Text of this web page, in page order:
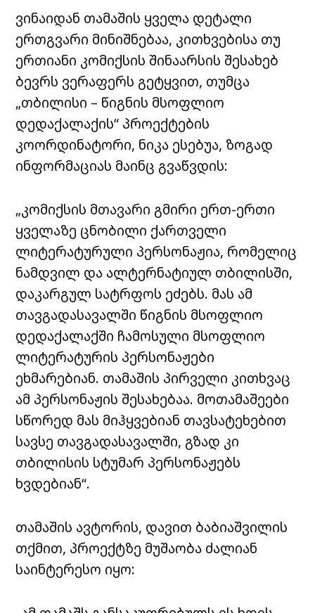
ვინაიდან თამაშის ყველა დეტალი
ერთგვარი მინიშნებაა, კითხვებისა თუ
ერთიანი კომიქსის შინაარსის შესახებ
ბევრს ვერაფერს გეტყვით, თუმცა
„თბილისი – წიგნის მსოფლიო
დედაქალაქის“ პროექტების
კოორდინატორი, ნიკა ესებუა, ზოგად
ინფორმაციას მაინც გვაწვდის:
„კომიქსის მთავარი გმირი ერთ-ერთი
ყველაზე ცნობილი ქართველი
ლიტერატურული პერსონაჟია, რომელიც
ნამდვილ და ალტერნატიულ თბილისში,
დაკარგულ სატრფოს ეძებს. მას ამ
თავგადასავალში წიგნის მსოფლიო
დედაქალაქში ჩამოსული მსოფლიო
ლიტერატურის პერსონაჟები
ეხმარებიან. თამაშის პირველი კითხვაც
ამ პერსონაჟის შესახებაა. მოთამაშეები
სწორედ მას მიჰყვებიან თავსატეხებით
სავსე თავგადასავალში, გზად კი
თბილისის სტუმარ პერსონაჟებს
ხვდებიან“.
თამაშის ავტორის, დავით ბაბიაშვილის
თქმით, პროექტზე მუშაობა ძალიან
საინტერესო იყო: